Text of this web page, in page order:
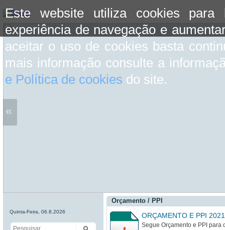
Este website utiliza cookies para
experiência de navegação e
aceitar o uso de cookies basta
mais informação consulte a
e Política de cookies do site.
«
Quinta-Feira, 06.8.2026
Orçamento / PPI
ORÇAMENTO E PPI 2021
Segue Orçamento e PPI para